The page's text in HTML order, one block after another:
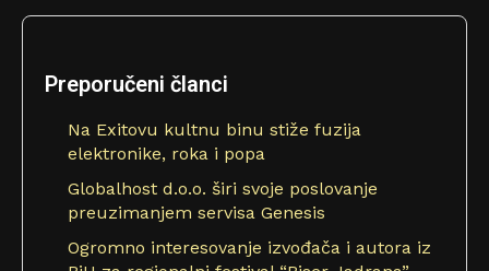
Preporučeni članci
Na Exitovu kultnu binu stiže fuzija
elektronike, roka i popa
Globalhost d.o.o. širi svoje poslovanje
preuzimanjem servisa Genesis
Ogromno interesovanje izvođača i autora iz